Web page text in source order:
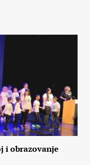
i obrazovanje